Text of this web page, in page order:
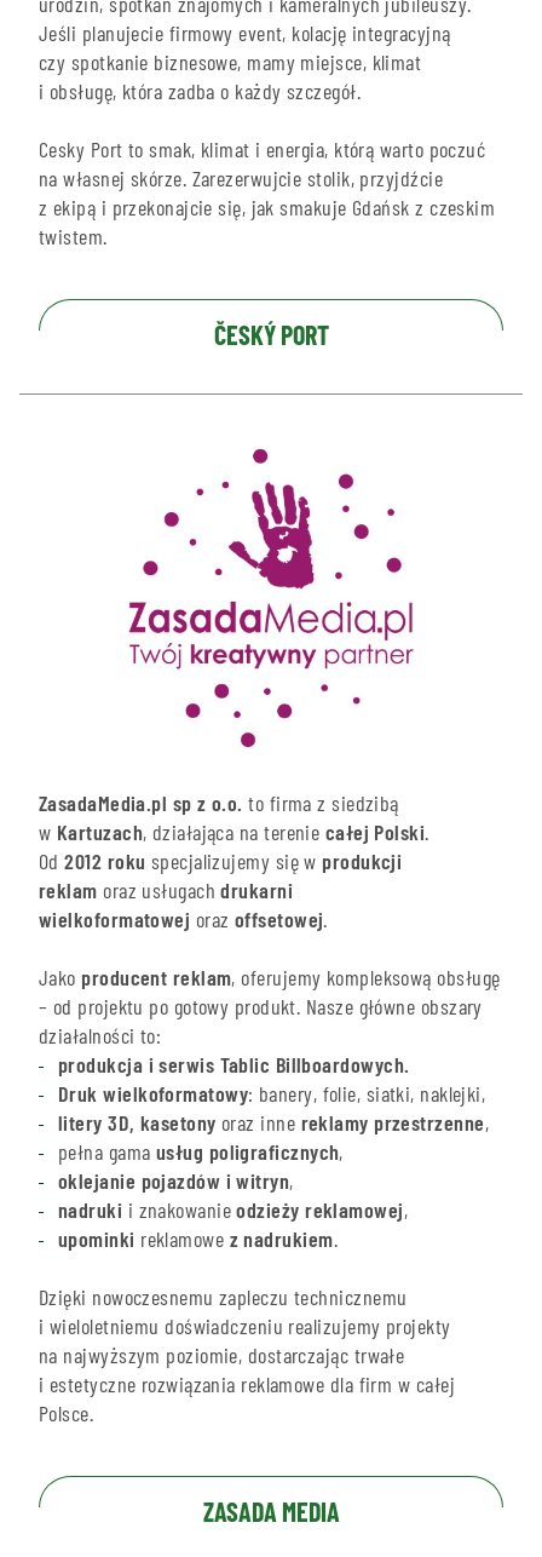
Jeśli planujecie firmowy event, kolację integracyjną
czy spotkanie biznesowe, mamy miejsce, klimat
i obsługę, która zadba o każdy szczegół.
Cesky Port to smak, klimat i energia, którą warto poczuć
na własnej skórze. Zarezerwujcie stolik, przyjdźcie
z ekipą i przekonajcie się, jak smakuje Gdańsk z czeskim
twistem.
ČESKÝ PORT
ZasadaMedia.pl sp z o.o. to firma z siedzibą
w Kartuzach, działająca na terenie całej Polski.
Od2012 roku specjalizujemy się w produkcji
reklam oraz usługachdrukarni
wielkoformatowej oraz offsetowej.
Jako producent reklam, oferujemy kompleksową obsługę
– od projektu po gotowy produkt. Nasze główne obszary
działalności to:
produkcja i serwis Tablic Billboardowych.
Druk wielkoformatowy: banery, folie, siatki, naklejki,
litery 3D, kasetony oraz inne reklamy przestrzenne,
pełna gama usług poligraficznych,
oklejanie pojazdów i witryn,
nadruki i znakowanieodzieży reklamowej,
upominki reklamowe z nadrukiem.
Dzięki nowoczesnemu zapleczu technicznemu
i wieloletniemu doświadczeniu realizujemy projekty
na najwyższym poziomie, dostarczając trwałe
i estetyczne rozwiązania reklamowe dla firm w całej
Polsce.
ZASADA MEDIA